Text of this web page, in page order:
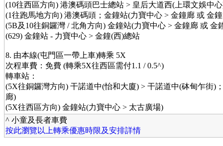
(10往西區方向) 港澳碼頭巴士總站 > 皇后大道西(上環文娛中
(1往跑馬地方向) 港澳碼頭；金鐘站(力寶中心 > 金鐘廊 或 金
(5B及10往銅鑼灣 / 北角方向) 金鐘站(力寶中心 > 金鐘廊 或 金
(629) 金鐘站 - 力寶中心 > 金鐘(西)總站
8. 由本線(屯門區一帶上車)轉乘 5X
次程車費：免費 (轉乘5X往西區需付1.1 / 0.5^)
轉車站：
(5X往銅鑼灣方向) 干諾道中(怡和大廈) > 干諾道中(砵甸乍街)
廊)
(5X往西區方向) 金鐘站(力寶中心 > 太古廣場)
^ 小童及長者車費
按此瀏覽以上轉乘優惠時限及安排詳情